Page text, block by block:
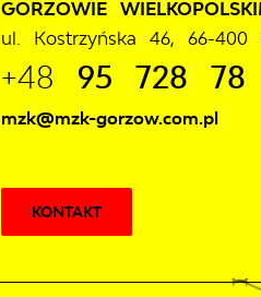
GORZOWIE
ul. Kostrzyńska 46, 66-400
+48 95 728 78
mzk@mzk-gorzow.com.pl
KONTAKT